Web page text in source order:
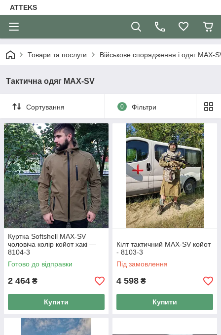
ATTEKS
Товари та послуги Військове спорядження і одяг MAX-
Тактична одяг MAX-SV
Сортування 0 Фільтри
Куртка Softshell MAX-SV
чоловіча колір койот хакі —
8104-3
Готово до відправки
2 464 ₴
Купити
Кілт тактичний MAX-SV койот
- 8103-3
Під замовлення
4 598 ₴
Купити